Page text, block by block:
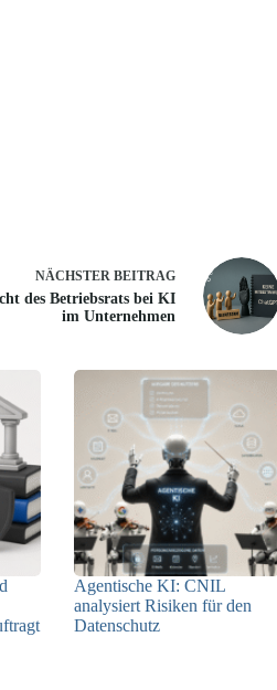
NÄCHSTER BEITRAG
des Betriebsrats bei KI
im Unternehmen
Agentische KI: CNIL
analysiert Risiken für den
Datenschutz